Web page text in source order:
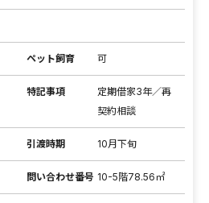
ペット飼育 可
特記事項
定期借家3年／再
契約相談
引渡時期 10月下旬
問い合わせ番号 10-5階78.56㎡